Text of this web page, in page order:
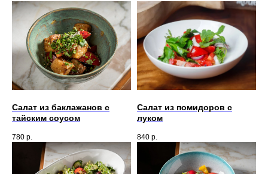
Салат из баклажанов с
тайским соусом
780 р.
Салат из помидоров с
луком
840 р.